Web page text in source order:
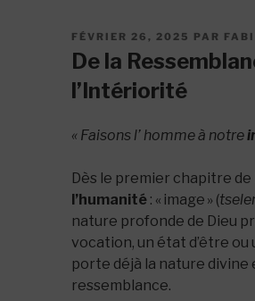
PUBLIÉ
LE
FÉVRIER 26, 2025 PAR
De la
l’Intériorité
« Faisons l’ homme à notre
Dès le premier chapitre de
l’humanité : « image » (
nature profonde de Dieu
vocation, un état d’être
porte déjà la nature
ressemblance.